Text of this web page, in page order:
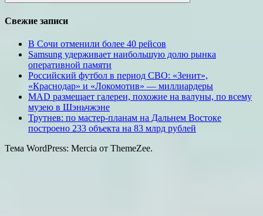
Поиск
Свежие записи
В Сочи отменили более 40 рейсов
Samsung удерживает наибольшую долю рынка
оперативной памяти
Российский футбол в период СВО: «Зенит»,
«Краснодар» и «Локомотив» — миллиардеры
MAD размещает галереи, похожие на валуны, по всему
музею в Шэньчжэне
Трутнев: по мастер-планам на Дальнем Востоке
построено 233 объекта на 83 млрд рублей
Тема WordPress: Mercia от ThemeZee.